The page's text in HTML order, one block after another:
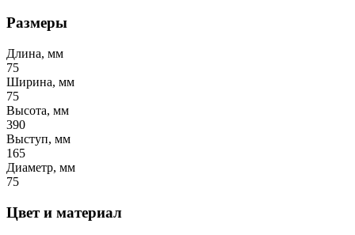
Размеры
Длина, мм
75
Ширина, мм
75
Высота, мм
390
Выступ, мм
165
Диаметр, мм
75
Цвет и материал